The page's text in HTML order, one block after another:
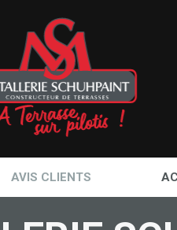
AVIS CLIENTS